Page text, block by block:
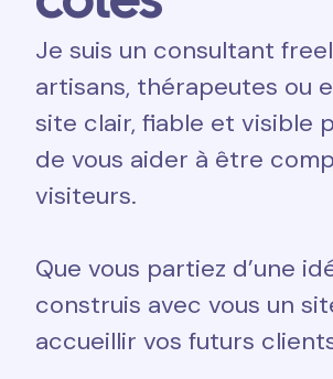
Je suis un consultant
artisans, thérapeutes ou
site clair, fiable et visible
de vous aider à être
visiteurs.
Que vous partiez d’une
construis avec vous un
accueillir vos futurs